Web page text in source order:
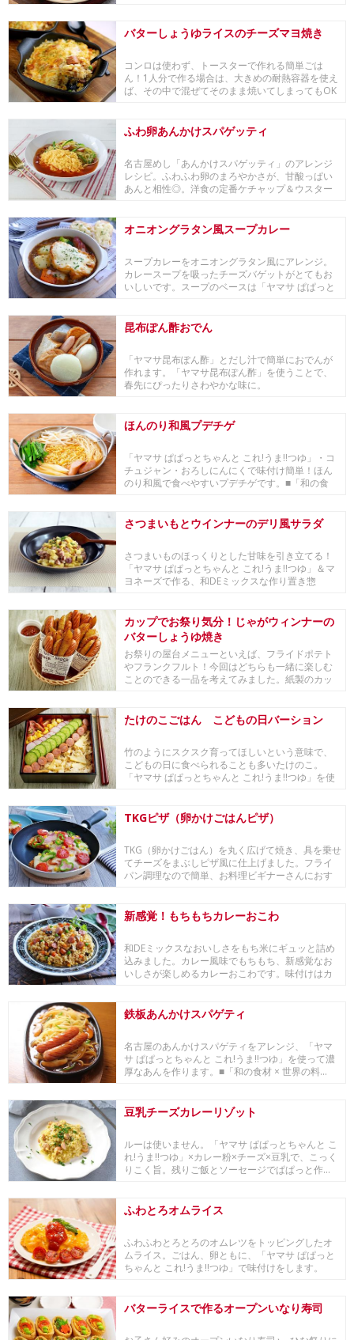
バターしょうゆライスのチーズマヨ焼き
コンロは使わず、トースターで作れる簡単ごは
ん！1人分で作る場合は、大きめの耐熱容器を使え
ば、その中で混ぜてそのまま焼いてしまってもOK
ふわ卵あんかけスパゲッティ
名古屋めし「あんかけスパゲッティ」のアレンジ
レシピ。ふわふわ卵のまろやかさが、甘酸っぱい
あんと相性◎。洋食の定番ケチャップ＆ウスター
オニオングラタン風スープカレー
スープカレーをオニオングラタン風にアレンジ。
カレースープを吸ったチーズバゲットがとてもお
いしいです。スープのベースは「ヤマサ ぱぱっと
昆布ぽん酢おでん
「ヤマサ昆布ぽん酢」とだし汁で簡単におでんが
作れます。「ヤマサ昆布ぽん酢」を使うことで、
春先にぴったりさわやかな味に。
ほんのり和風プデチゲ
「ヤマサ ぱぱっとちゃんと これ!うま!!つゆ」・コ
チュジャン・おろしにんにくで味付け簡単！ほん
のり和風で食べやすいプデチゲです。■「和の食
さつまいもとウインナーのデリ風サラダ
さつまいものほっくりとした甘味を引き立てる！
「ヤマサ ぱぱっとちゃんと これ!うま!!つゆ」＆マ
ヨネーズで作る、和DEミックスな作り置き惣
カップでお祭り気分！じゃがウィンナーの
バターしょうゆ焼き
お祭りの屋台メニューといえば、フライドポテト
やフランクフルト！今回はどちらも一緒に楽しむ
ことのできる一品を考えてみました。紙製のカッ
たけのこごはん こどもの日バーション
竹のようにスクスク育ってほしいという意味で、
こどもの日に食べられることも多いたけのこ。
「ヤマサ ぱぱっとちゃんと これ!うま!!つゆ」を使
TKGピザ（卵かけごはんピザ）
TKG（卵かけごはん）を丸く広げて焼き、具を乗せ
てチーズをまぶしピザ風に仕上げました。フライ
パン調理なので簡単、お料理ビギナーさんにおす
新感覚！もちもちカレーおこわ
和DEミックスなおいしさをもち米にギュッと詰め
込みました。カレー風味でもちもち、新感覚なお
いしさが楽しめるカレーおこわです。味付けはカ
鉄板あんかけスパゲティ
名古屋のあんかけスパゲティをアレンジ、「ヤマ
サ ぱぱっとちゃんと これ!うま!!つゆ」を使って濃
厚なあんを作ります。■「和の食材 × 世界の料...
豆乳チーズカレーリゾット
ルーは使いません。「ヤマサ ぱぱっとちゃんと こ
れ!うま!!つゆ」×カレー粉×チーズ×豆乳で、こっく
りこく旨。残りご飯とソーセージでぱぱっと作...
ふわとろオムライス
ふわふわとろとろのオムレツをトッピングしたオ
ムライス。ごはん、卵ともに、「ヤマサ ぱぱっと
ちゃんと これ!うま!!つゆ」で味付けをします。
バターライスで作るオープンいなり寿司